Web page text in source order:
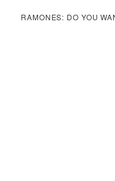
RAMONES: DO YOU